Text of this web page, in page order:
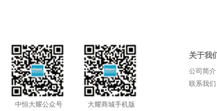
中恒大耀公众号 大耀商城手机版
关于我
公司简介
联系我们